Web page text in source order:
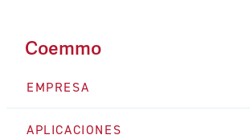
Coemmo
EMPRESA
APLICACIONES